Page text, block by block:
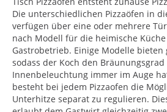
Die unterschiedlichen Pizzaöfen in
verfügen über eine oder mehrere
nach Modell für die heimische
Gastrobetrieb. Einige Modelle
sodass der Koch den
Innenbeleuchtung immer im Auge
besteht bei jedem Pizzaofen die
Unterhitze separat zu regulieren.